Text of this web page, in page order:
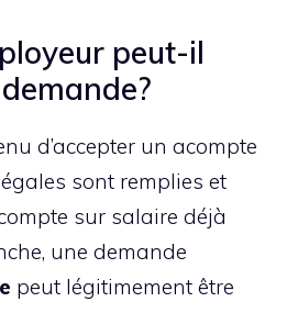
peut-il
d’accepter un acompte
sont remplies et
sur salaire déjà
une demande
peut légitimement être